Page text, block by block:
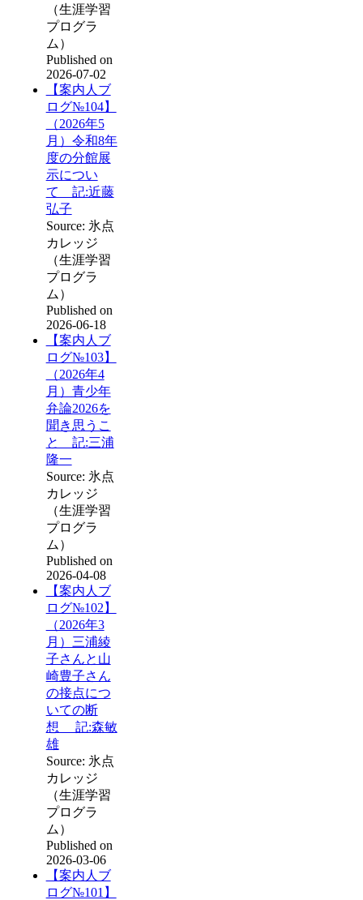
（生涯学習
プログラ
ム）
Published on
2026-07-02
【案内人ブ
ログ№104】
（2026年5
月）令和8年
度の分館展
示につい
て 記:近藤
弘子
Source: 氷点
カレッジ
（生涯学習
プログラ
ム）
Published on
2026-06-18
【案内人ブ
ログ№103】
（2026年4
月）青少年
弁論2026を
聞き思うこ
と 記:三浦
隆一
Source: 氷点
カレッジ
（生涯学習
プログラ
ム）
Published on
2026-04-08
【案内人ブ
ログ№102】
（2026年3
月）三浦綾
子さんと山
崎豊子さん
の接点につ
いての断
想 記:森敏
雄
Source: 氷点
カレッジ
（生涯学習
プログラ
ム）
Published on
2026-03-06
【案内人ブ
ログ№101】